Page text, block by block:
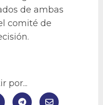
de ambas
comité de
por...